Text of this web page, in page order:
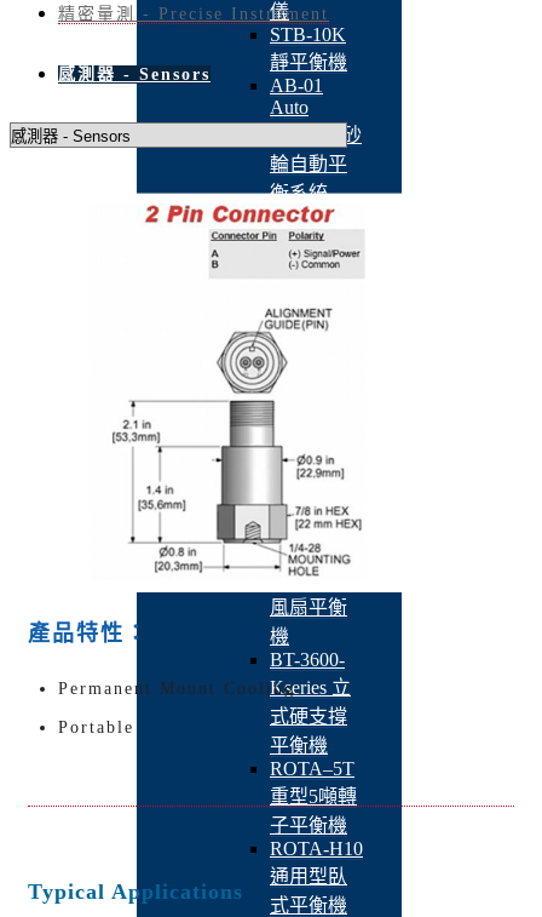
儀
STB-10K
靜平衡機
AB-01
Auto
Balancer 砂
輪自動平
衡系統
QBM-301-
HMI 線上
砂輪平衡
A2RO-
02K1A 非
接觸式徑
軸擺幅測
量機
ARO-02 非
接觸式偏
擺測試機
BT-3600-
K2 主動式
風扇平衡
機
BT-3600-
Kseries 立
式硬支撐
平衡機
ROTA–5T
重型5噸轉
子平衡機
ROTA-H10
通用型臥
式平衡機
精密量測 - Precise Instrument
感測器 - Sensors
產品特性：
Permanent Mount Cooling
Portable
Typical Applications